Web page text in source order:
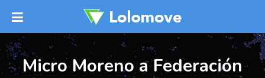
Micro Moreno a Federación